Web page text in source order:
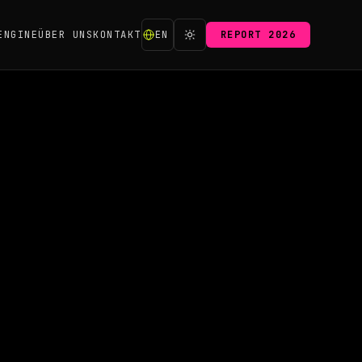
ÜBER UNSKONTAKT EN REPORT 2026